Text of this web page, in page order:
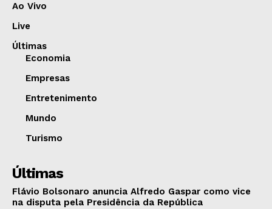
Ao Vivo
Live
Últimas
Economia
Empresas
Entretenimento
Mundo
Turismo
Últimas
Flávio Bolsonaro anuncia Alfredo Gaspar como vice
na disputa pela Presidência da República